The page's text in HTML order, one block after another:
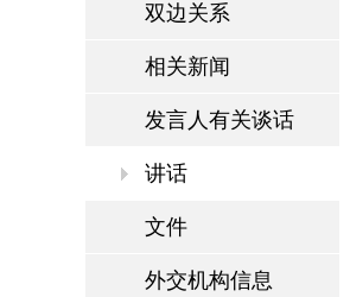
双边关系
相关新闻
发言人有关谈话
讲话
文件
外交机构信息